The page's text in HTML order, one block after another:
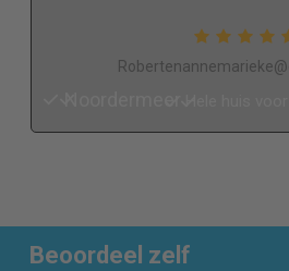
Beoordeel zelf